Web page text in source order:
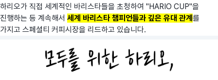
하리오가 직접 세계적인 바리스타들을 초청하여 "HARIO CUP"을
진행하는 등 계속해서 세계 바리스타 챔피언들과 깊은 유대 관계 를
가지고 스페셜티 커피시장을 리드하고 있습니다.